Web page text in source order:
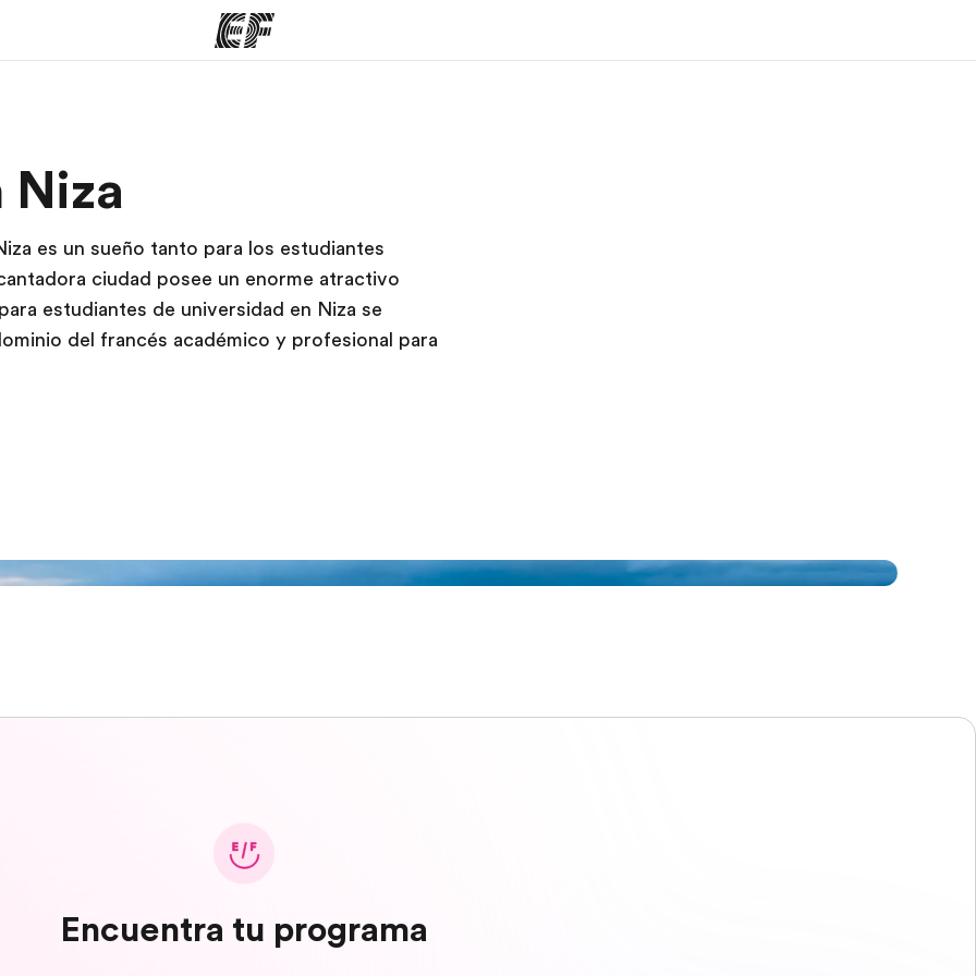
Niza
es un sueño tanto para los estudiantes
ciudad posee un enorme atractivo
estudiantes de universidad en Niza se
del francés académico y profesional para
Encuentra tu programa